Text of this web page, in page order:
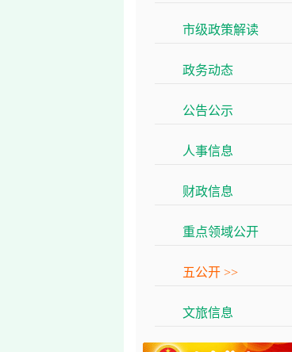
市级政策解读
政务动态
公告公示
人事信息
财政信息
重点领域公开
五公开 >>
文旅信息